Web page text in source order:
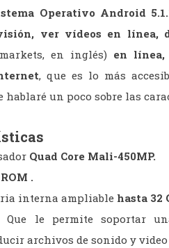
Operativo Android
ver vídeos en línea,
en inglés) en línea,
, que es lo más
hablaré un poco sobre las
Quad Core Mali-450MP.
.
interna ampliable hasta 32
Que le permite soportar
archivos de sonido y